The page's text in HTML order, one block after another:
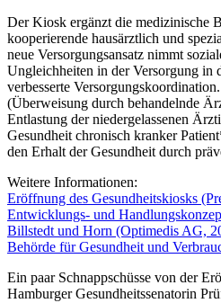
Der Kiosk ergänzt die medizinische
kooperierende hausärztlich und
neue Versorgungsansatz nimmt
Ungleichheiten in der Versorgung in
verbesserte
(Überweisung durch behandelnde
Entlastung der niedergelassenen
Gesundheit chronisch kranker
den Erhalt der Gesundheit durch
Weitere Informationen:
Eröffnung des Gesundheitskiosks
Entwicklungs- und
Billstedt und Horn (Optimedis AG,
Behörde für Gesundheit und
Ein paar Schnappschüsse von der
Hamburger Gesundheitssenatorin